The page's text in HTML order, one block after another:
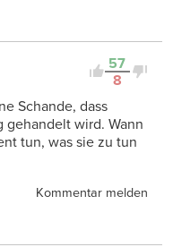
57
8
Schande, dass
gehandelt wird. Wann
tun, was sie zu tun
Kommentar melden